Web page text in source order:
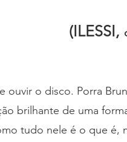
(ILESSI,
ouvir o disco. Porra
brilhante de uma
tudo nele é o que é,